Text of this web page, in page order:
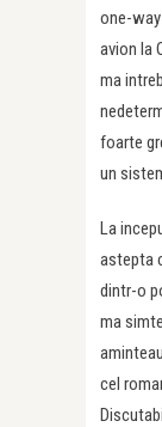
one-
avion la
ma
foarte
un
La
astepta
dintr-o
ma
cel